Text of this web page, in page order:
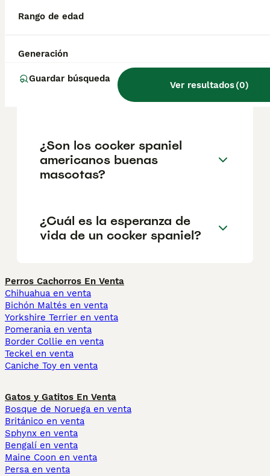
Rango de edad
Generación
Guardar búsqueda
Ver resultados(0)
¿Cuál es la diferencia entre
un cocker spaniel y un
¿Es mejor tener un cocker
spaniel hembra o macho?
¿Son los cocker spaniel
americanos buenas
mascotas?
¿Cuál es la esperanza de
vida de un cocker spaniel?
Perros Cachorros En Venta
Chihuahua en venta
Bichón Maltés en venta
Yorkshire Terrier en venta
Pomerania en venta
Border Collie en venta
Teckel en venta
Caniche Toy en venta
Gatos y Gatitos En Venta
Bosque de Noruega en venta
Británico en venta
Sphynx en venta
Bengalí en venta
Maine Coon en venta
Persa en venta